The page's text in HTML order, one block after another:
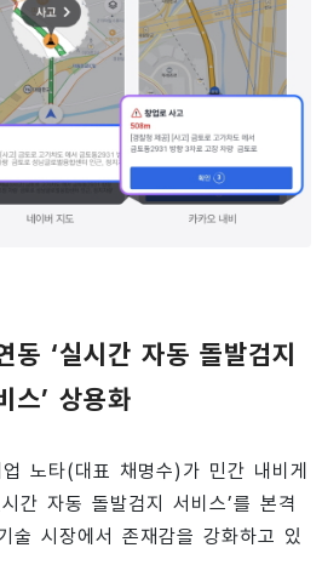
동 ‘실시간 자동 돌발검지
스’ 상용화
노타(대표 채명수)가 민간 내비게
간 자동 돌발검지 서비스’를 본격
술 시장에서 존재감을 강화하고 있